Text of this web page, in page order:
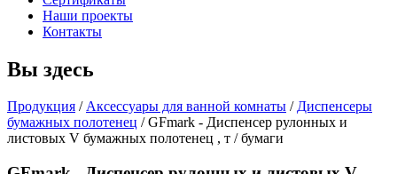
Наши проекты
Контакты
Вы здесь
Продукция / Аксессуары для ванной комнаты / Диспенсеры
бумажных полотенец / GFmark - Диспенсер рулонных и
листовых V бумажных полотенец , т / бумаги